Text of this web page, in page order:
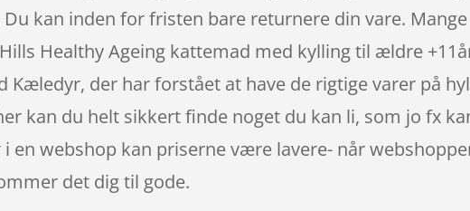
kan inden for fristen bare returnere din vare.
Healthy Ageing kattemad med kylling til ældre
Kæledyr, der har forstået at have de rigtige varer på
kan du helt sikkert finde noget du kan li, som jo fx
en webshop kan priserne være lavere- når
det dig til gode.